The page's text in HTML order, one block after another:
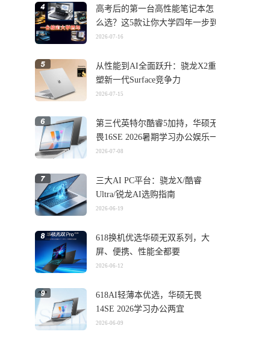
高考后的第一台高性能笔记本怎
么选？这5款让你大学四年一步到
位
2026-07-16
从性能到AI全面跃升：骁龙X2重
塑新一代Surface竞争力
2026-07-15
第三代英特尔酷睿5加持，华硕无
畏16SE 2026暑期学习办公娱乐一
机搞定
2026-07-08
三大AI PC平台：骁龙X/酷睿
Ultra/锐龙AI选购指南
2026-06-19
618换机优选华硕无双系列，大
屏、便携、性能全都要
2026-06-12
618AI轻薄本优选，华硕无畏
14SE 2026学习办公两宜
2026-06-09